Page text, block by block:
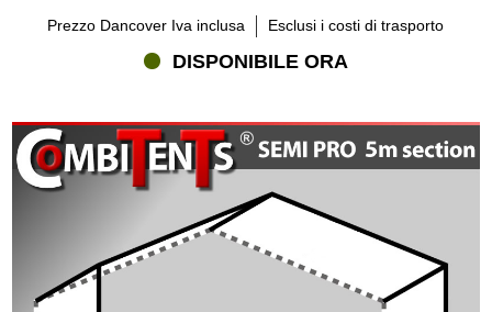
Prezzo Dancover Iva inclusa Esclusi i costi di trasporto
DISPONIBILE ORA